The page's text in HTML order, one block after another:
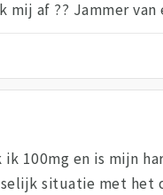
mij af ?? Jammer
100mg en is mijn
situatie met het